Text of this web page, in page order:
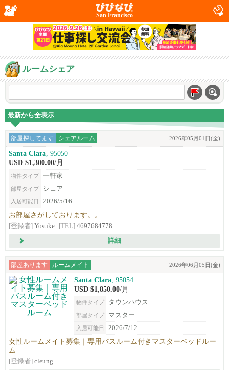
San Francisco
ルームシェア
最新から全表示
部屋探してます シェアルーム 2026年05月01日(金)
Santa Clara , 95050
USD $1,300.00/月
物件タイプ 一軒家
部屋タイプ シェア
入居可能日 2026/5/16
お部屋さがしております。。
[登録者] Yosuke [TEL] 4697684778
詳細
部屋あります ルームメイト 2026年06月05日(金)
Santa Clara , 95054
USD $1,850.00/月
物件タイプ タウンハウス
部屋タイプ マスター
入居可能日 2026/7/12
女性ルームメイト募集｜専用バスルーム付きマスターベッドルー
ム
[登録者] cleung